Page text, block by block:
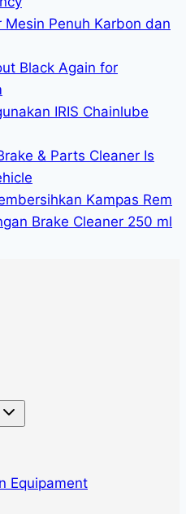
Mesin Penuh Karbon dan
Black Again for
IRIS Chainlube
& Parts Cleaner Is
Kampas Rem
Brake Cleaner 250 ml
Equipament